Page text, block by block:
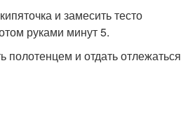
и замесить тесто
руками минут 5.
полотенцем и отдать отлежаться